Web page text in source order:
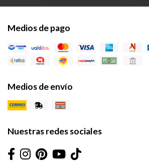
Medios de pago
Medios de envío
Nuestras redes sociales